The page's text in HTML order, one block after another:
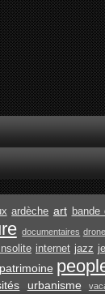
ardèche art bande
documentaires drone
insolite internet jazz
patrimoine
urbanisme